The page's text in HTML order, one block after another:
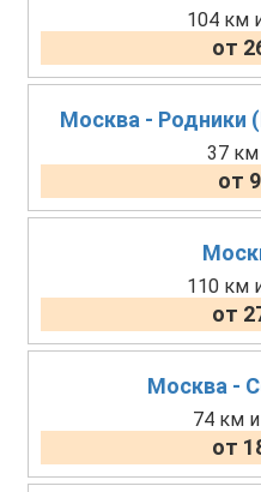
104 км
от
Москва - Родники
37
от
110 км
от
Москва -
74 км
от